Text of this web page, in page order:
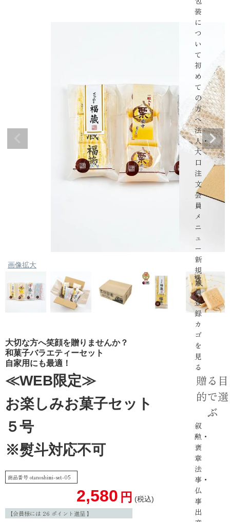
装
に
つ
い
て
初
め
て
の
方
へ
法
人・
大
口
注
文
会
員
メ
ニ
ュ
ー
新
規
会
員
登
録
カ
ゴ
を
見
る
贈る目
的で選
ぶ
叙
勲・
褒
章
法
事・
仏
事
出
画像拡大
大切な方へ笑顔を贈りませんか？
和菓子バラエティーセット
自家用にも最適！
≪WEB限定≫
お楽しみお菓子セット
５号
※熨斗対応不可
商品番号 otanoshimi-set-05
2,580
税込
【会員様には 26 ポイント進呈 】